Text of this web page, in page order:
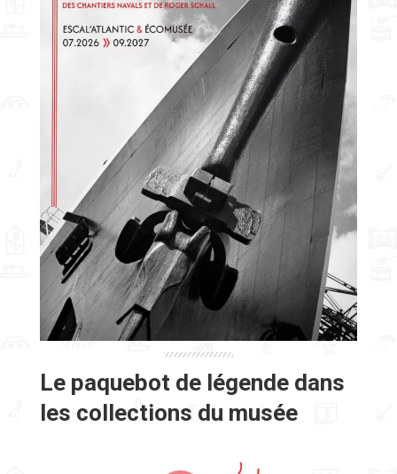
Le paquebot de légende dans
les collections du musée